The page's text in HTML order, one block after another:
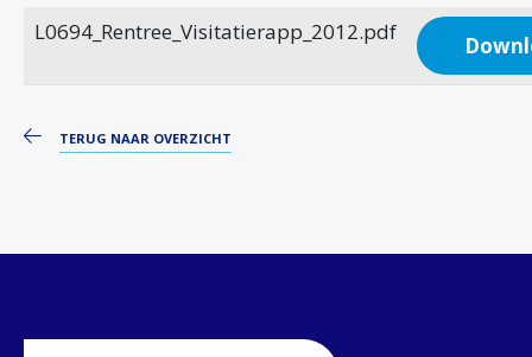
L0694_Rentree_Visitatierapp_2012.pdf
TERUG NAAR OVERZICHT